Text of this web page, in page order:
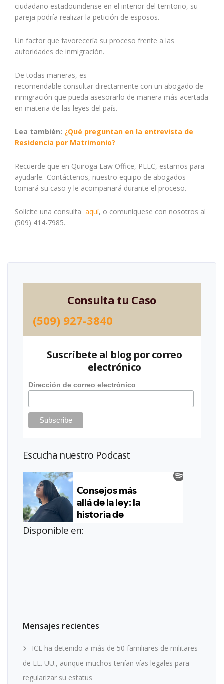
ciudadano estadounidense en el interior del territorio, su
pareja podría realizar la petición de esposos.
Un factor que favorecería su proceso frente a las
autoridades de inmigración.
De todas maneras, es
recomendable consultar directamente con un abogado de
inmigración que pueda asesorarlo de manera más acertada
en materia de las leyes del país.
Lea también: ¿Qué preguntan en la entrevista de
Residencia por Matrimonio?
Recuerde que en Quiroga Law Office, PLLC, estamos para
ayudarle. Contáctenos, nuestro equipo de abogados
tomará su caso y le acompañará durante el proceso.
Solicite una consulta aquí, o comuníquese con nosotros al
(509) 414-7985.
Consulta tu Caso
(509) 927-3840
Suscríbete al blog por correo
electrónico
Dirección de correo electrónico
Escucha nuestro Podcast
Disponible en:
Mensajes recientes
ICE ha detenido a más de 50 familiares de militares
de EE. UU., aunque muchos tenían vías legales para
regularizar su estatus